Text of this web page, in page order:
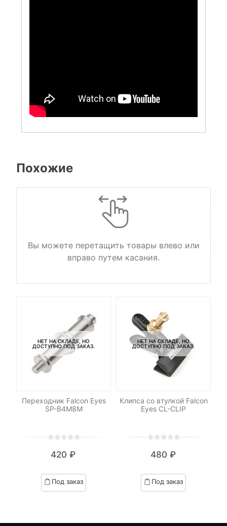
Похожие
Вы можете перетащить товары влево или
вправо путем касания.
НЕТ НА СКЛАДЕ, НО
ДОСТУПНО ПОД ЗАКАЗ.
Переходник Falcon Eyes
SP-B4M8M
out
based
on
420 ₽
Под заказ
НЕТ НА СКЛАДЕ, НО
ДОСТУПНО ПОД ЗАКАЗ.
Клипса со втулкой Falcon
Eyes CL-CLIP
out
based
on
480 ₽
Под заказ